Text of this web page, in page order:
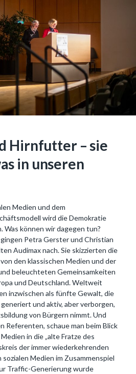
Hirnfutter – sie
in unseren
Medien und dem
wird die Demokratie
Was können wir dagegen tun?
Petra Gerster und Christian
Audimax nach. Sie skizzierten die
den klassischen Medien und der
beleuchteten Gemeinsamkeiten
und Deutschland. Weltweit
inzwischen als fünfte Gewalt, die
und aktiv, aber verborgen,
von Bürgern nimmt. Und
Referenten, schaue man beim Blick
in die „alte Fratze des
der immer wiederkehrenden
Medien im Zusammenspiel
Traffic-Generierung wurde